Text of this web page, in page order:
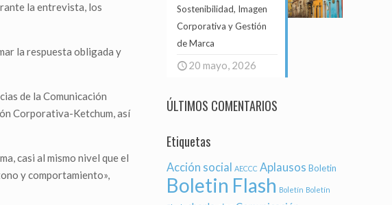
la entrevista, los
la respuesta obligada y
de la Comunicación
Corporativa-Ketchum, así
casi al mismo nivel que el
y comportamiento»,
Sostenibilidad, Imagen
Corporativa y Gestión
de Marca
20 mayo, 2026
ÚLTIMOS COMENTARIOS
Etiquetas
Acción social AECCC Aplausos Boletin
Boletin Flash Boletín Boletín